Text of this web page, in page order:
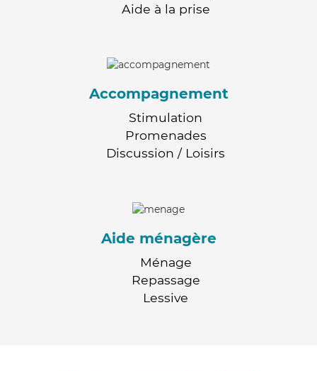
Aide à la prise
Accompagnement
Stimulation
Promenades
Discussion / Loisirs
Aide ménagère
Ménage
Repassage
Lessive